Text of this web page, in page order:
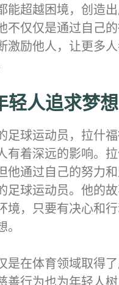
能超越困境，创造
不仅仅是通过自己
激励他人，让更多
轻人追求梦
足球运动员，拉什
有着深远的影响。
他通过自己的努力
足球运动员。他的故
境，只要有决心和
是在体育领域取得
善行为也为年轻人树